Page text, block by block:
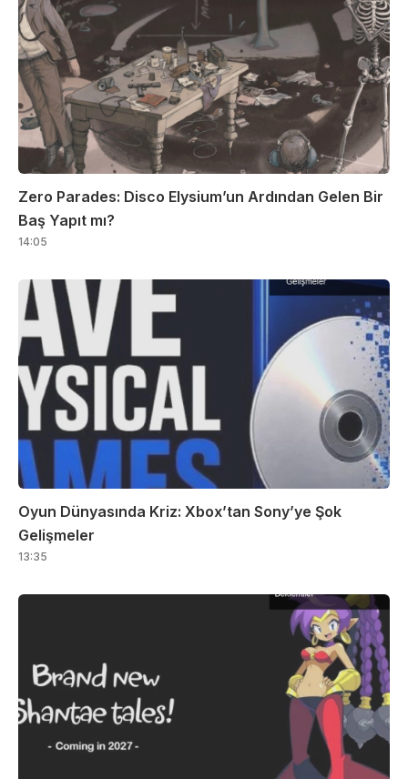
Zero Parades: Disco Elysium’un Ardından Gelen Bir
Baş Yapıt mı?
14:05
Oyun Dünyasında Kriz: Xbox’tan Sony’ye Şok
Gelişmeler
13:35